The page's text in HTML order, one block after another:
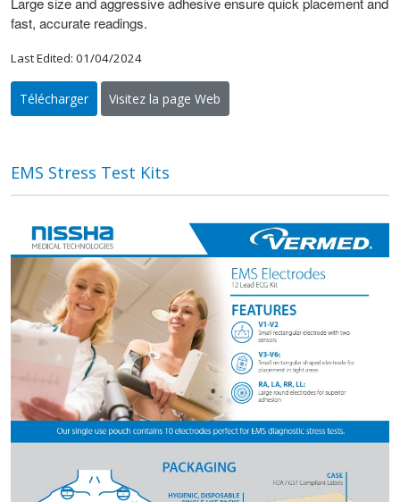
fast, accurate readings.
Last Edited: 01/04/2024
Télécharger Visitez la page Web
EMS Stress Test Kits